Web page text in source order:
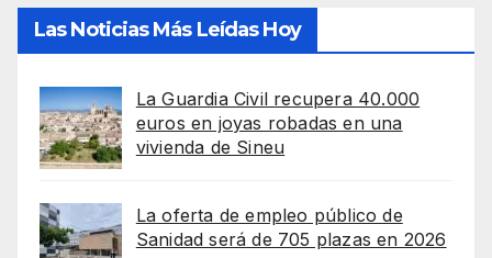
Las Noticias Más Leídas Hoy
La Guardia Civil recupera 40.000
euros en joyas robadas en una
vivienda de Sineu
La oferta de empleo público de
Sanidad será de 705 plazas en 2026